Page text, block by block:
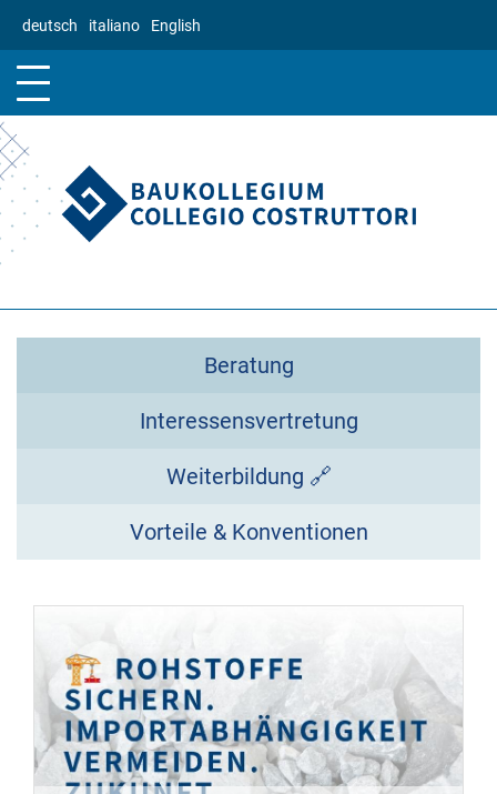
zum
deutsch italiano English
Beratung
Interessensvertretung
Weiterbildung 🔗
Vorteile & Konventionen